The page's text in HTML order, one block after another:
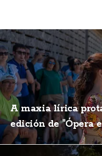
A maxia lírica
edición de "Ópera